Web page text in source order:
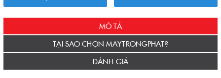
MÔ TẢ
TẠI SAO CHỌN MAYTRONGPHAT?
ĐÁNH GIÁ